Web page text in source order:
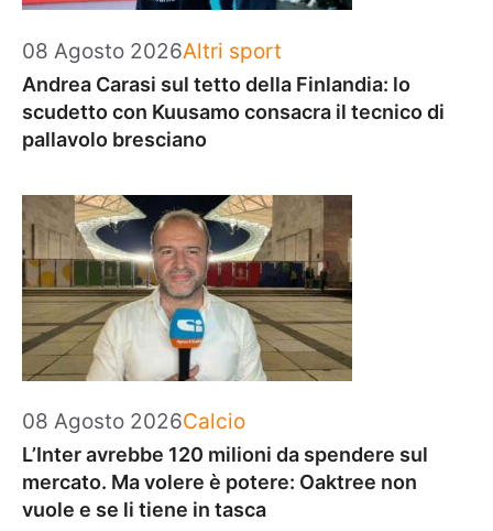
08 Agosto 2026Categorie
Altri sport
Andrea Carasi sul tetto della Finlandia: lo
scudetto con Kuusamo consacra il tecnico di
pallavolo bresciano
08 Agosto 2026Categorie
Calcio
L’Inter avrebbe 120 milioni da spendere sul
mercato. Ma volere è potere: Oaktree non
vuole e se li tiene in tasca